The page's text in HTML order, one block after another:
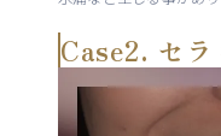
Case2. セ